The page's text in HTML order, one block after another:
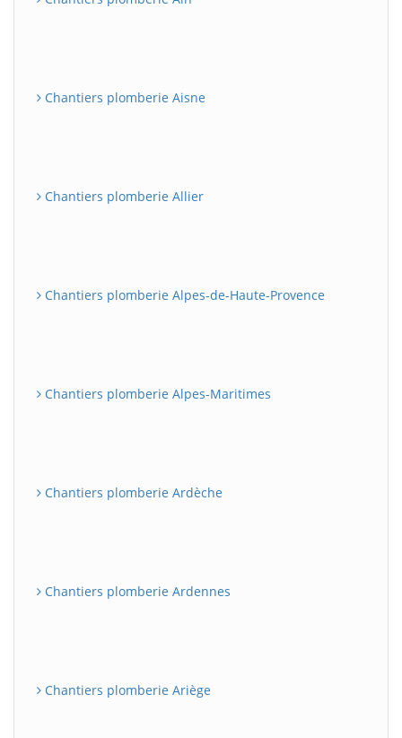
Chantiers plomberie Aisne
Chantiers plomberie Allier
Chantiers plomberie Alpes-de-Haute-Provence
Chantiers plomberie Alpes-Maritimes
Chantiers plomberie Ardèche
Chantiers plomberie Ardennes
Chantiers plomberie Ariège